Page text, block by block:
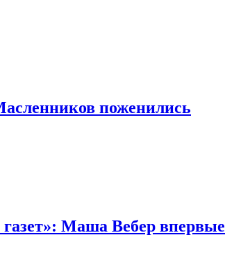
поженились
газет»: Маша Вебер